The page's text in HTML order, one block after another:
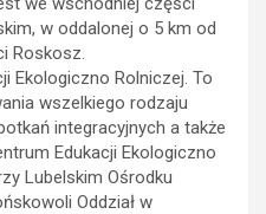
w oddalonej o 5 km od
Roskosz.
Ekologiczno Rolniczej. To
wszelkiego rodzaju
integracyjnych a także
Edukacji Ekologiczno
Lubelskim Ośrodku
Oddział w